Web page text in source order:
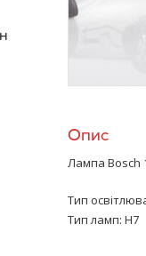
Опис
Лампа Bosch
Тип
Тип ламп: H7